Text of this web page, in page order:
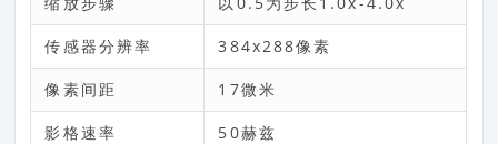
传感器分辨率 384x288像素
像素间距 17微米
影格速率 50赫兹